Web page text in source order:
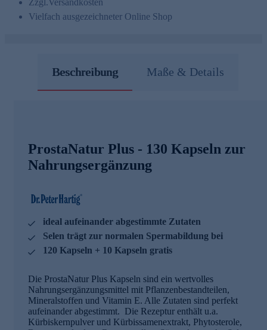
Vielfach ausgezeichneter Online Shop
Beschreibung Maße & Details
ProstaNatur Plus - 130 Kapseln zur
Nahrungsergänzung
ideal aufeinander abgestimmte Zutaten
Selen trägt zur normalen Spermabildung bei
120 Kapseln + 10 Kapseln gratis
Die ProstaNatur Plus Kapseln sind ein wertvolles
Nahrungsergänzungsmittel mit Pflanzenbestandteilen,
Mineralstoffen und Vitamin E. Alle Zutaten sind perfekt
aufeinander abgestimmt. Die Rezeptur enthält u.a.
Kürbiskernpulver und Kürbissamenextrakt, Phytosterole,